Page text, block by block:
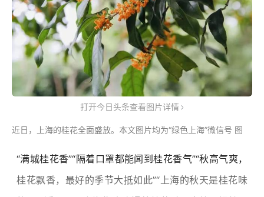
打开今日头条查看图片详情
近日，上海的桂花全面盛放。本文图片均为“绿色上海”微信号 图
“满城桂花香”“隔着口罩都能闻到桂花香气”“秋高气爽，
桂花飘香，最好的季节大抵如此”“上海的秋天是桂花味